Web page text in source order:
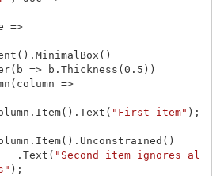
=>
(). MinimalBox ()
( b => b . Thickness ( 0.5 ))
( column =>
. Item(). Text ( "First item" );
. Item(). Unconstrained ()
. Text ( "Second item ignores al
);